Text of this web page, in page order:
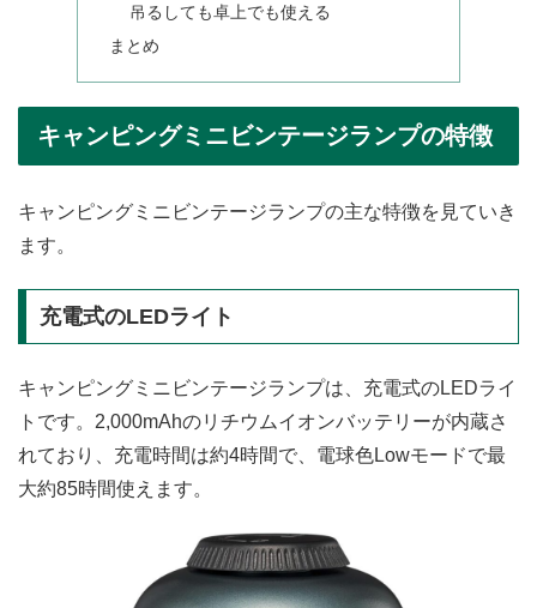
吊るしても卓上でも使える
まとめ
キャンピングミニビンテージランプの特徴
キャンピングミニビンテージランプの主な特徴を見ていき
ます。
充電式のLEDライト
キャンピングミニビンテージランプは、充電式のLEDライ
トです。2,000mAhのリチウムイオンバッテリーが内蔵さ
れており、充電時間は約4時間で、電球色Lowモードで最
大約85時間使えます。